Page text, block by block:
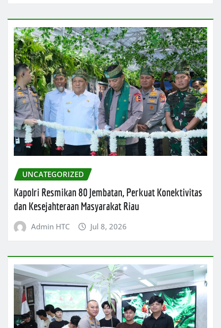
UNCATEGORIZED
Kapolri Resmikan 80 Jembatan, Perkuat Konektivitas
dan Kesejahteraan Masyarakat Riau
Admin HTC Jul 8, 2026